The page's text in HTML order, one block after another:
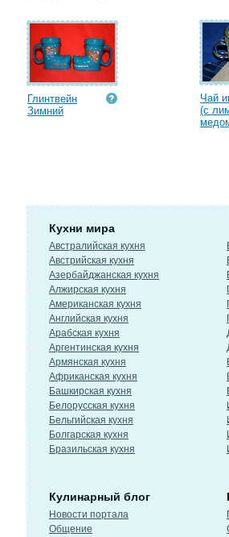
Глинтвейн
Зимний
Чай
(с
Кухни мира
Австралийская кухня
Австрийская кухня
Азербайджанская кухня
Алжирская кухня
Американская кухня
Английская кухня
Арабская кухня
Аргентинская кухня
Армянская кухня
Африканская кухня
Башкирская кухня
Белорусская кухня
Бельгийская кухня
Болгарская кухня
Бразильская кухня
Кулинарный блог
Новости портала
Общение